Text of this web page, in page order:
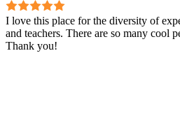
I love this place for the diversity of
and teachers. There are so many cool
Thank you!